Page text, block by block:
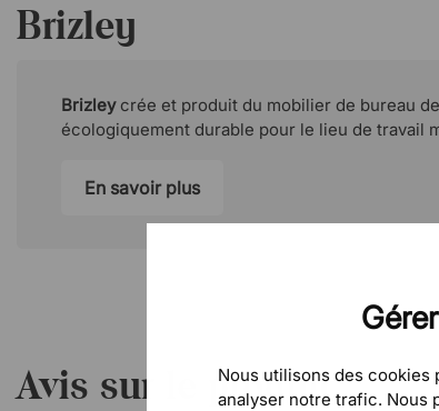
Nous utilisons des
analyser notre trafic. Nous
Brizley
Brizleycrée et produit du mobilier de bureau
écologiquement durable pour le lieu de travail
En savoir plus
Avis sur le produit